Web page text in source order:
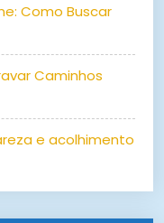
Como Buscar
Caminhos
e acolhimento